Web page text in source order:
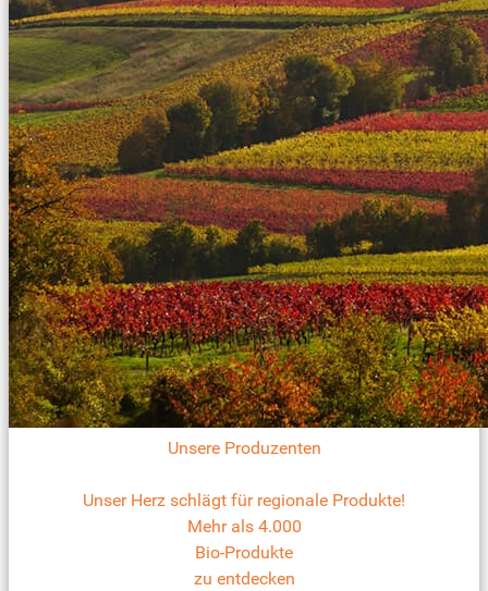
Unsere Produzenten
Unser Herz schlägt für regionale Produkte!
Mehr als 4.000
Bio-Produkte
zu entdecken